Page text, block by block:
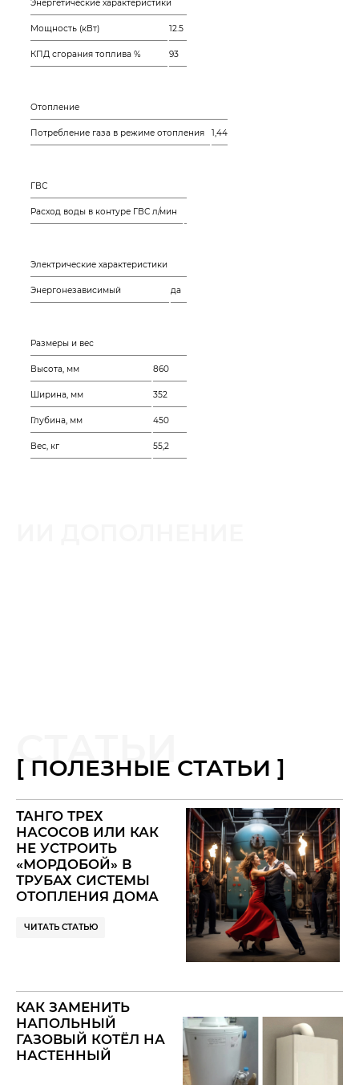
Энергетические характеристики
Мощность (кВт) 12.5
КПД сгорания топлива % 93
Отопление
Потребление газа в режиме отопления 1,44
ГВС
Расход воды в контуре ГВС л/мин
Электрические характеристики
Энергонезависимый да
Размеры и вес
Высота, мм 860
Ширина, мм 352
Глубина, мм 450
Вес, кг 55,2
СТАТЬИ
[ ПОЛЕЗНЫЕ СТАТЬИ ]
ТАНГО ТРЕХ
НАСОСОВ ИЛИ КАК
НЕ УСТРОИТЬ
«МОРДОБОЙ» В
ТРУБАХ СИСТЕМЫ
ОТОПЛЕНИЯ ДОМА
ЧИТАТЬ СТАТЬЮ
КАК ЗАМЕНИТЬ
НАПОЛЬНЫЙ
ГАЗОВЫЙ КОТЁЛ НА
НАСТЕННЫЙ